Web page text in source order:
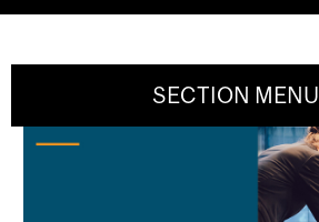
SECTION MENU